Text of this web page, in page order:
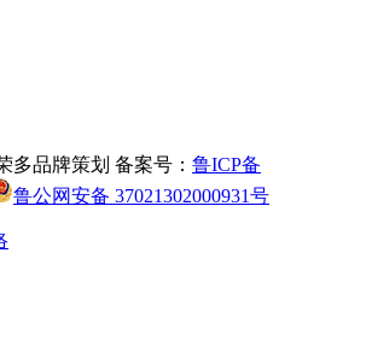
多品牌策划 备案号： 鲁ICP备
鲁公网安备 37021302000931号